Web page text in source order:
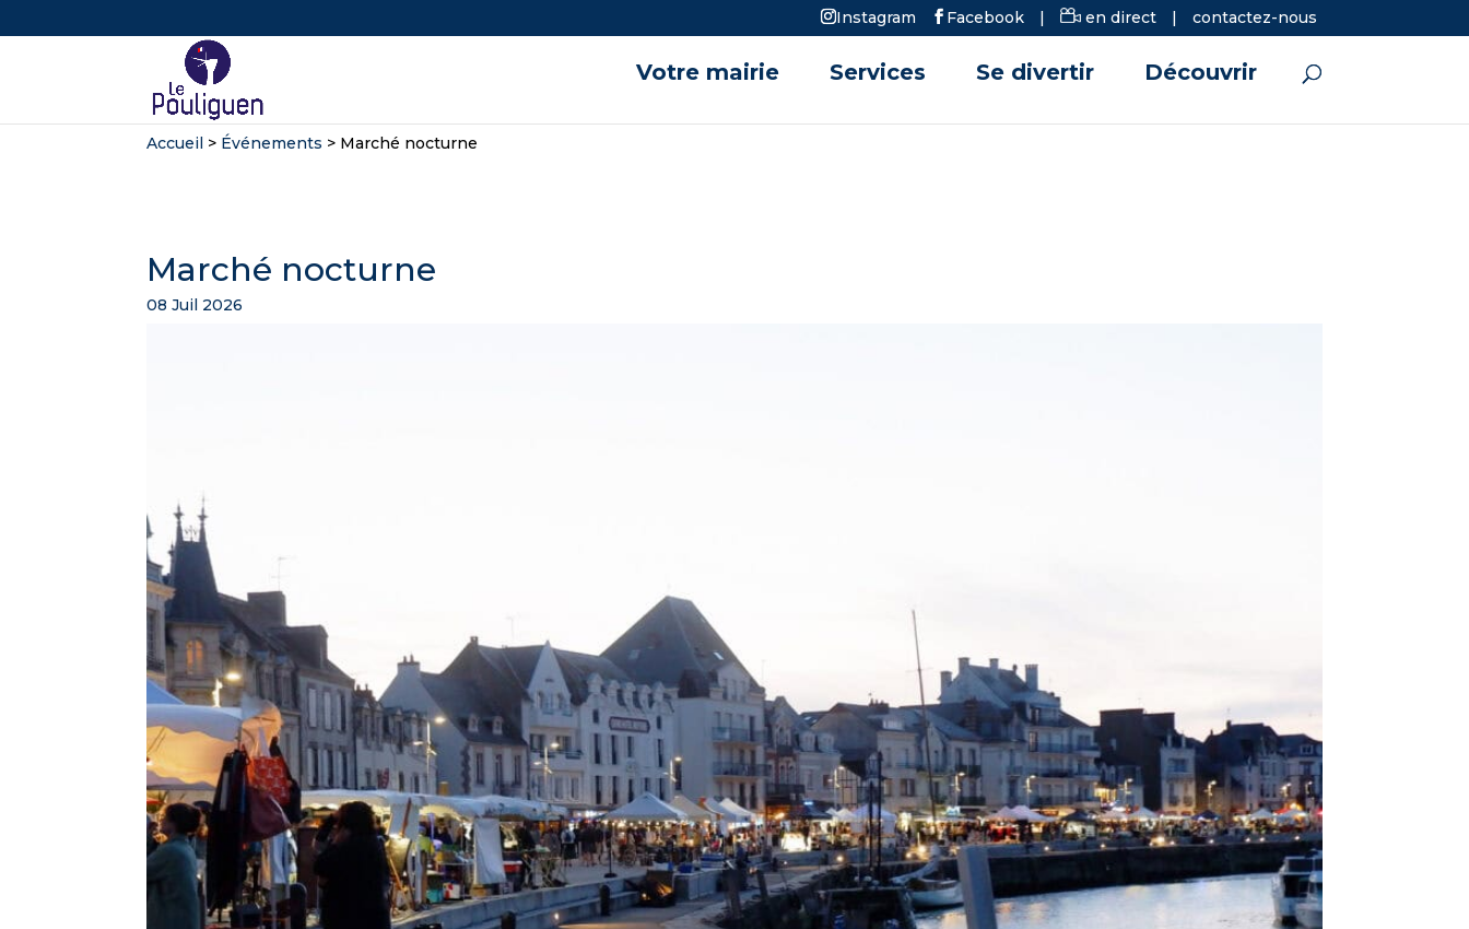
Instagram Facebook | en direct | contactez-nous
Votre mairie Services Se divertir Découvrir
Accueil > Événements > Marché nocturne
Marché nocturne
08 Juil 2026